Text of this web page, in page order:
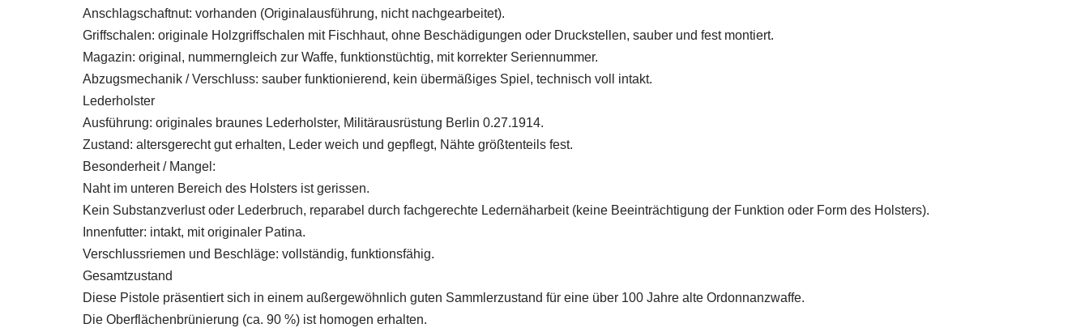
Anschlagschaftnut: vorhanden (Originalausführung, nicht nachgearbeitet).
Griffschalen: originale Holzgriffschalen mit Fischhaut, ohne Beschädigungen oder Druckstellen, sauber und fest montiert.
Magazin: original, nummerngleich zur Waffe, funktionstüchtig, mit korrekter Seriennummer.
Abzugsmechanik / Verschluss: sauber funktionierend, kein übermäßiges Spiel, technisch voll intakt.
Lederholster
Ausführung: originales braunes Lederholster, Militärausrüstung Berlin 0.27.1914.
Zustand: altersgerecht gut erhalten, Leder weich und gepflegt, Nähte größtenteils fest.
Besonderheit / Mangel:
Naht im unteren Bereich des Holsters ist gerissen.
Kein Substanzverlust oder Lederbruch, reparabel durch fachgerechte Ledernäharbeit (keine Beeinträchtigung der Funktion oder Form des Holsters).
Innenfutter: intakt, mit originaler Patina.
Verschlussriemen und Beschläge: vollständig, funktionsfähig.
Gesamtzustand
Diese Pistole präsentiert sich in einem außergewöhnlich guten Sammlerzustand für eine über 100 Jahre alte Ordonnanzwaffe.
Die Oberflächenbrünierung (ca. 90 %) ist homogen erhalten.